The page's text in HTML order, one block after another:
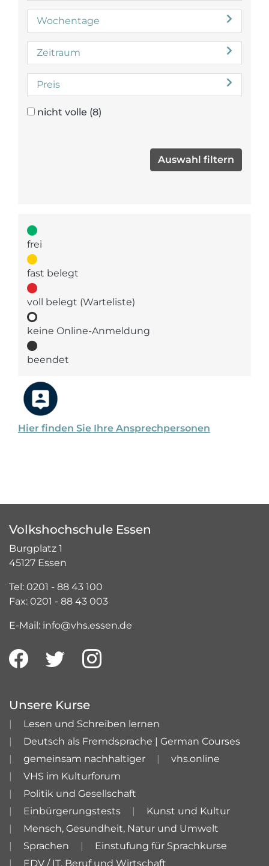
Hier finden Sie Ihre Ansprechpersonen
Wochentage
Zeitraum
Preis
nicht volle (8)
frei
fast belegt
voll belegt (Warteliste)
keine Online-Anmeldung
beendet
Volkshochschule Essen
Burgplatz 1
45127 Essen
Tel: 0201 - 88 43 100
Fax: 0201 - 88 43 003
E-Mail: info@vhs.essen.de
Unsere Kurse
Lesen und Schreiben lernen
Deutsch als Fremdsprache | German Courses
gemeinsam nachhaltiger
vhs.online
VHS im Kulturforum
Politik und Gesellschaft
Einbürgerungstests
Kunst und Kultur
Mensch, Gesundheit, Natur und Umwelt
Sprachen
Einstufung für Sprachkurse
EDV / IT, Beruf und Wirtschaft